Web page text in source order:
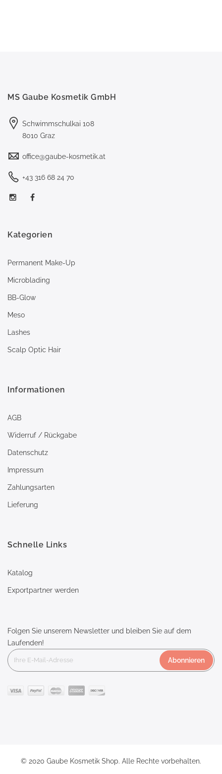
MS Gaube Kosmetik GmbH
Schwimmschulkai 108
8010 Graz
office@gaube-kosmetik.at
+43 316 68 24 70
Kategorien
Permanent Make-Up
Microblading
BB-Glow
Meso
Lashes
Scalp Optic Hair
Informationen
AGB
Widerruf / Rückgabe
Datenschutz
Impressum
Zahlungsarten
Lieferung
Schnelle Links
Katalog
Exportpartner werden
Folgen Sie unserem Newsletter und bleiben Sie auf dem
Laufenden!
Abonnieren
© 2020 Gaube Kosmetik Shop. Alle Rechte vorbehalten.